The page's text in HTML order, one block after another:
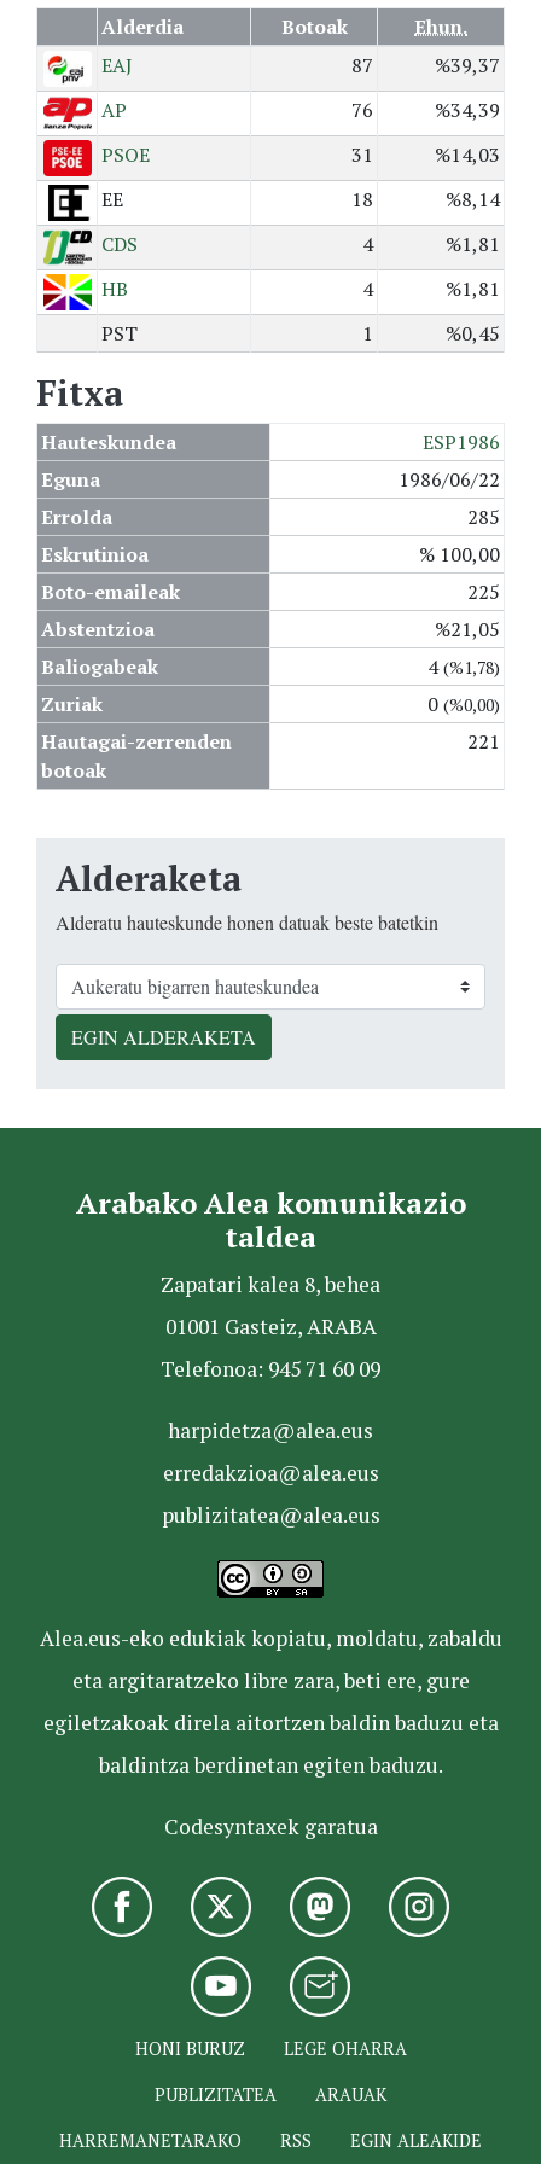
Alderdia Botoak
Ehun.
EAJ
87
%39,37
AP
76
%34,39
PSOE
31
%14,03
EE
18
%8,14
CDS
4
%1,81
HB
4
%1,81
PST
1 %0,45
Fitxa
Hauteskundea
ESP1986
Eguna
1986/06/22
Errolda
285
Eskrutinioa
% 100,00
Boto-emaileak
225
Abstentzioa
%21,05
Baliogabeak
4(%1,78)
Zuriak 0 (%0,00)
Hautagai-zerrenden
botoak
221
Alderaketa
Alderatu hauteskunde honen datuak beste batetkin
EGIN ALDERAKETA
Arabako Alea komunikazio
taldea
Zapatari kalea 8, behea
01001 Gasteiz, ARABA
Telefonoa: 945 71 60 09
harpidetza@alea.eus
erredakzioa@alea.eus
publizitatea@alea.eus
Alea.eus-eko edukiak kopiatu, moldatu, zabaldu
eta argitaratzeko libre zara, beti ere, gure
egiletzakoak direla aitortzen baldin baduzu eta
baldintza berdinetan egiten baduzu.
Codesyntaxek garatua
HONI BURUZ
LEGE OHARRA
PUBLIZITATEA
ARAUAK
HARREMANETARAKO
RSS EGIN ALEAKIDE